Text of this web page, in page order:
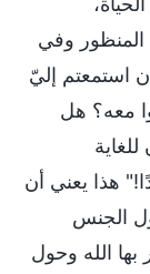
وفي
استمعتم إليّ
معه؟ هل
هذا يعني أن
الجنس
بها الله وحول